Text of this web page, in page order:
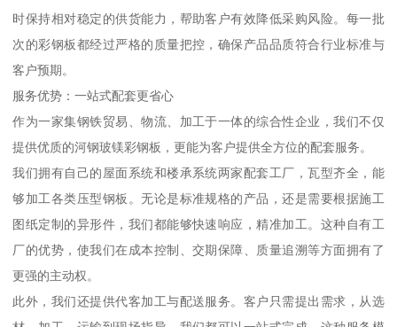
时保持相对稳定的供货能力，帮助客户有效降低采购风险。每一批
次的彩钢板都经过严格的质量把控，确保产品品质符合行业标准与
客户预期。
服务优势：一站式配套更省心
作为一家集钢铁贸易、物流、加工于一体的综合性企业，我们不仅
提供优质的河钢玻镁彩钢板，更能为客户提供全方位的配套服务。
我们拥有自己的屋面系统和楼承系统两家配套工厂，瓦型齐全，能
够加工各类压型钢板。无论是标准规格的产品，还是需要根据施工
图纸定制的异形件，我们都能够快速响应，精准加工。这种自有工
厂的优势，使我们在成本控制、交期保障、质量追溯等方面拥有了
更强的主动权。
此外，我们还提供代客加工与配送服务。客户只需提出需求，从选